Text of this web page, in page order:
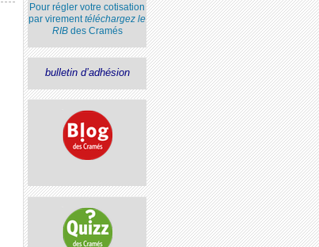
Pour régler votre cotisation
par virementtéléchargez le
RIBdes Cramés
bulletin d’adhésion